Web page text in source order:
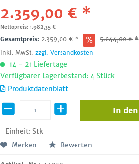
2.359,00 € *
Nettopreis: 1.982,35 €
Gesamtpreis: 2.359,00 € * 5.044,00€ *
inkl. MwSt.zzgl. Versandkosten
14 - 21 Liefertage
Verfügbarer Lagerbestand: 4 Stück
Produktdatenblatt
Einheit: Stk
In den
Merken Bewerten